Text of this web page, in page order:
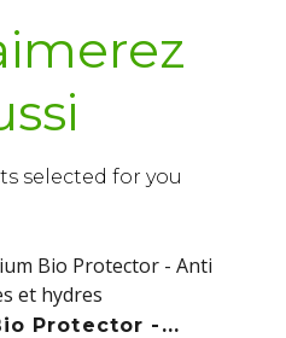
selected for you
Protector -...